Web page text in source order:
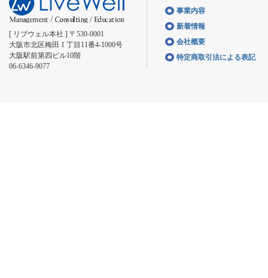
[ リブウェル本社 ] 〒530-0001
大阪市北区梅田 1 丁目11番4-1000号
大阪駅前第四ビル10階
06-6346-9077
事業内容
新着情報
会社概要
特定商取引法による表記